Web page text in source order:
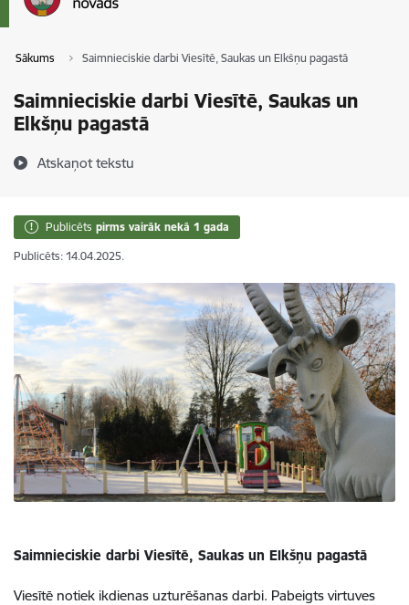
Sākums Saimnieciskie darbi Viesītē, Saukas un Elkšņu pagastā
Saimnieciskie darbi Viesītē, Saukas un
Elkšņu pagastā
Atskaņot tekstu
Publicēts pirms vairāk nekā 1 gada
Publicēts: 14.04.2025.
Saimnieciskie darbi Viesītē, Saukas un Elkšņu pagastā
Viesītē notiek ikdienas uzturēšanas darbi. Pabeigts virtuves